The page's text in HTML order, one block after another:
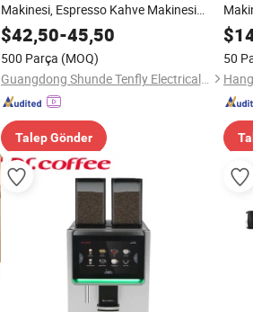
Makinesi, Espresso Kahve Makinesi
Fabrika Özel
$42,50-45,50
500 Parça (MOQ)
Guangdong Shunde Tenfly Electrical Appliances Co., Ltd
Talep Gönder
$
50